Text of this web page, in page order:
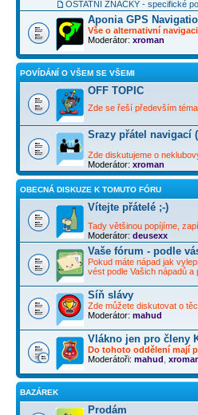
OSTATNÍ ZNAČKY - specifické
Aponia GPS
Vše o alternativní
Moderátor: xroman
POVÍDÁNÍ O VŠEM SE VŠEMI
OFF TOPIC
Zde se řeší především
Srazy přátel navigací
Zde diskutujeme o
Moderátor: xroman
OBECNÁ DISKUZE K TOMUTO FÓRU
Vítejte přátelé ;-)
Tady většinou popíjíme,
Moderátor: deusexx
Vaše fórum - podle
Pokud máte nápad jak
vést podle Vašich nápadů a
Síň slávy
Zde můžete diskutovat o
Moderátor: mahud
Vlákno jen pro členy
Do tohoto oddělení mají
Moderátoři: mahud
BAZÁREK
Prodám